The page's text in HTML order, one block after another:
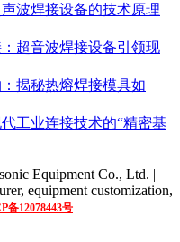
波焊接设备的技术原理
超音波焊接设备引领现
揭秘热熔焊接模具如
工业连接技术的“精密基
Equipment Co., Ltd. |
equipment customization,
备12078443号